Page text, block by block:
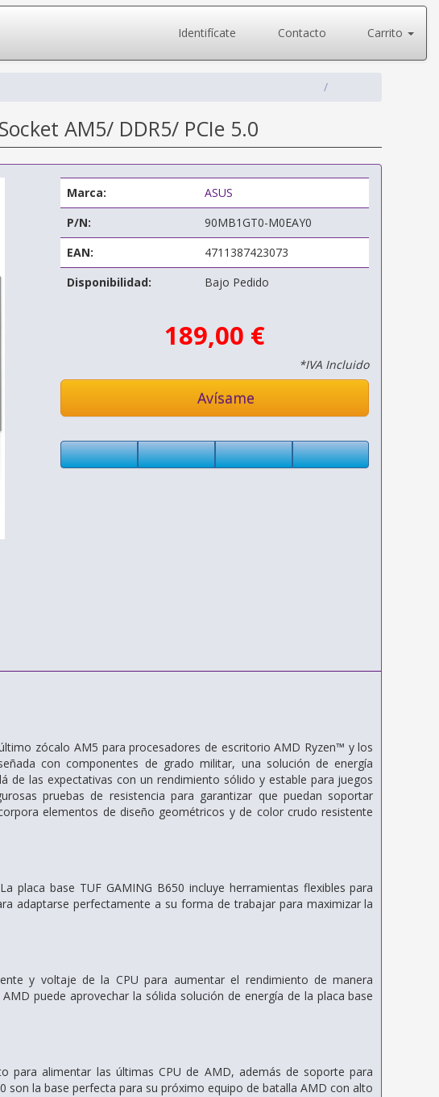
Identifícate Contacto Carrito
AM5/ DDR5/ PCIe 5.0
Marca:
ASUS
P/N:
90MB1GT0-M0EAY0
EAN:
4711387423073
Disponibilidad:
Bajo Pedido
189,00 €
*IVA Incluido
Avísame
zócalo AM5 para procesadores de escritorio AMD Ryzen™ y los
con componentes de grado militar, una solución de energía
las expectativas con un rendimiento sólido y estable para juegos
pruebas de resistencia para garantizar que puedan soportar
elementos de diseño geométricos y de color crudo resistente
placa base TUF GAMING B650 incluye herramientas flexibles para
adaptarse perfectamente a su forma de trabajar para maximizar la
y voltaje de la CPU para aumentar el rendimiento de manera
puede aprovechar la sólida solución de energía de la placa base
para alimentar las últimas CPU de AMD, además de soporte para
son la base perfecta para su próximo equipo de batalla AMD con alto